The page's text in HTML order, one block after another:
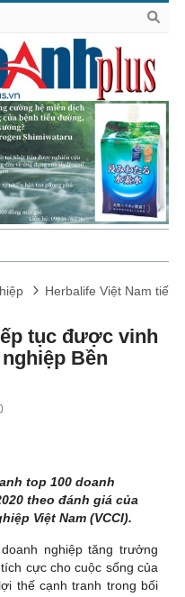
Herbalife Việt Nam tiếp
tục được vinh
Bền
top 100 doanh
theo đánh giá của
Việt Nam (VCCI).
nghiệp tăng trưởng
cực cho cuộc sống của
thế cạnh tranh trong bối